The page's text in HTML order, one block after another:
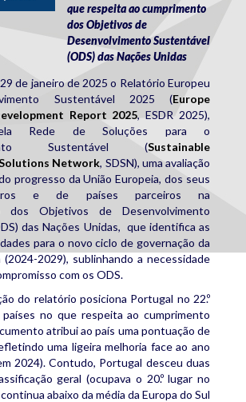
que respeita ao cumprimento
dos Objetivos de
Desenvolvimento Sustentável
(ODS) das Nações Unidas
de janeiro de 2025 o Relatório Europeu
Sustentável 2025 (Europe
Report 2025, ESDR 2025),
Rede de Soluções para o
Sustentável (Sustainable
Network, SDSN), uma avaliação
progresso da União Europeia, dos seus
e de países parceiros na
dos Objetivos de Desenvolvimento
das Nações Unidas, que identifica as
para o novo ciclo de governação da
(2024-2029), sublinhando a necessidade
com os ODS.
do relatório posiciona Portugal no 22.º
no que respeita ao cumprimento
atribui ao país uma pontuação de
uma ligeira melhoria face ao ano
2024). Contudo, Portugal desceu duas
geral (ocupava o 20.º lugar no
abaixo da média da Europa do Sul